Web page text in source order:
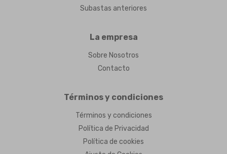
Subastas anteriores
La empresa
Sobre Nosotros
Contacto
Términos y condiciones
Términos y condiciones
Política de Privacidad
Política de cookies